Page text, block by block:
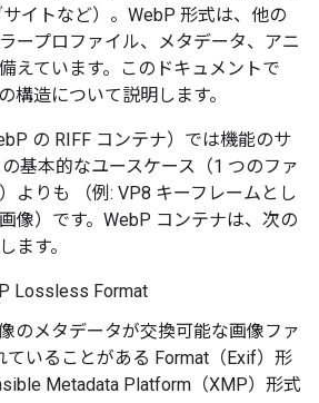
サイトなど）。WebP 形式は、他の
ープロファイル、メタデータ、アニ
えています。このドキュメントで
構造について説明します。
の RIFF コンテナ）では機能のサ
基本的なユースケース（1 つのファ
よりも （例: VP8 キーフレームとし
像）です。WebP コンテナは、次の
ます。
Lossless Format
のメタデータが交換可能な画像ファ
ていることがある Format（Exif）形
Metadata Platform（XMP）形式